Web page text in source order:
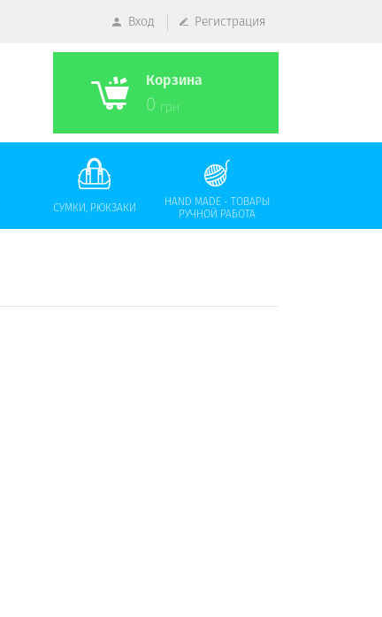
Вход Регистрация
Корзина
0 грн
СУМКИ, РЮКЗАКИ
HAND MADE - ТОВАРЫ
РУЧНОЙ РАБОТА